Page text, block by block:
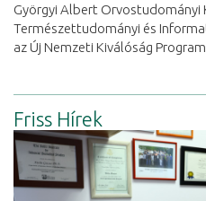
Györgyi Albert Orvostudományi
Természettudományi és
az Új Nemzeti Kiválóság
Friss Hírek